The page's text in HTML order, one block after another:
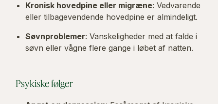
Kronisk hovedpine eller migræne: Vedvarende
eller tilbagevendende hovedpine er almindeligt.
Søvnproblemer: Vanskeligheder med at falde i
søvn eller vågne flere gange i løbet af natten.
Psykiske følger